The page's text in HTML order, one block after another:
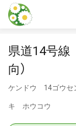
本文に飛ぶ
県道14号線
向）
ケンドウ 14ゴウ
キ ホウコウ